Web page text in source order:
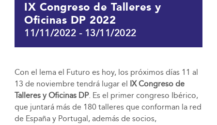
IX Congreso de Talleres y
Oficinas DP 2022
11/11/2022 - 13/11/2022
Con el lema el Futuro es hoy, los próximos días 11 al
13 de noviembre tendrá lugar el IX Congreso de
Talleres y Oficinas DP. Es el primer congreso Ibérico,
que juntará más de 180 talleres que conforman la red
de España y Portugal, además de socios,